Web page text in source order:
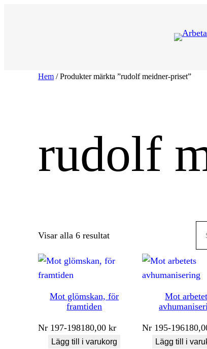
Hem / Produkter märkta ”rudolf meidner-priset”
rudolf
Visar alla 6 resultatSortera
senaste
Mot glömskan, för
framtiden
Nr 197-198180,00kr
Lägg till i varukorg
Mot
Nr 195-196
Lägg till i